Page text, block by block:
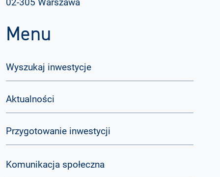
02-305 Warszawa
Menu
Wyszukaj inwestycje
Aktualności
Przygotowanie inwestycji
Komunikacja społeczna